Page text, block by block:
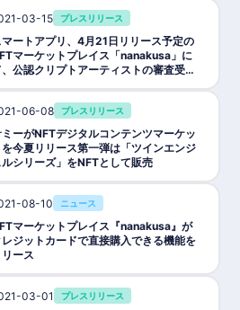
03-15 プレスリリース
マートアプリ、4月21日リリース予定の
マーケットプレイス「nanakusa」に
公認クリプトアーティストの審査受付
06-08
プレスリリース
ミーがNFTデジタルコンテンツマーケッ
を今夏リリース第一弾は「ツインエンジ
ルシリーズ」をNFTとして販売
08-10 ニュース
マーケットプレイス『nanakusa』が
レジットカードで直接購入できる機能を
リース
03-01 プレスリリース